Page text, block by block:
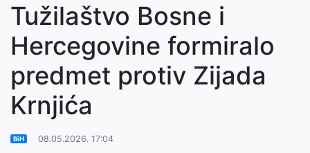
Tužilaštvo Bosne i
Hercegovine formiralo
predmet protiv Zijada
Krnjića
BiH 08.05.2026. 17:04